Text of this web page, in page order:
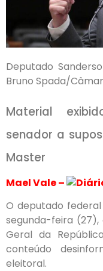
Deputado
Bruno Spada/
Material
senador a
Master
Mael Vale –
O deputado federal
segunda-feira
Geral da
conteúdo
eleitoral.